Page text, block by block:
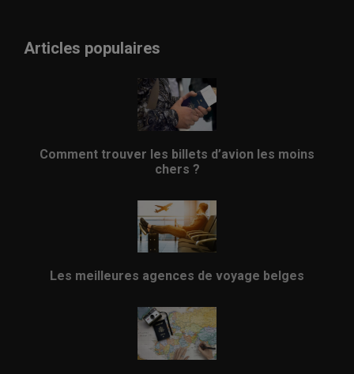
Articles populaires
Comment trouver les billets d’avion les moins
chers ?
Les meilleures agences de voyage belges